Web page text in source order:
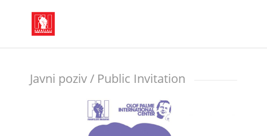
Javni poziv / Public Invitation